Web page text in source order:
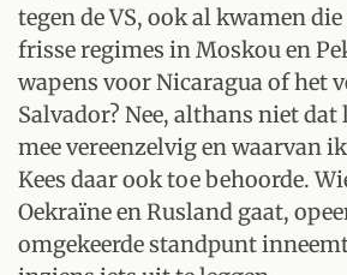
tegen de VS, ook al kwamen
frisse regimes in Moskou en
wapens voor Nicaragua of het
Salvador? Nee, althans niet
mee vereenzelvig en waarvan
Kees daar ook toe behoorde.
Oekraïne en Rusland gaat,
omgekeerde standpunt